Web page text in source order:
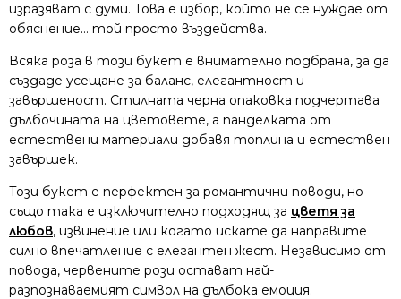
изразяват с думи. Това е избор, който не се нуждае от
обяснение… той просто въздейства.
Всяка роза в този букет е внимателно подбрана, за да
създаде усещане за баланс, елегантност и
завършеност. Стилната черна опаковка подчертава
дълбочината на цветовете, а панделката от
естествени материали добавя топлина и естествен
завършек.
Този букет е перфектен за романтични поводи, но
също така е изключително подходящ за цветя за
любов, извинение или когато искате да направите
силно впечатление с елегантен жест. Независимо от
повода, червените рози остават най-
разпознаваемият символ на дълбока емоция.